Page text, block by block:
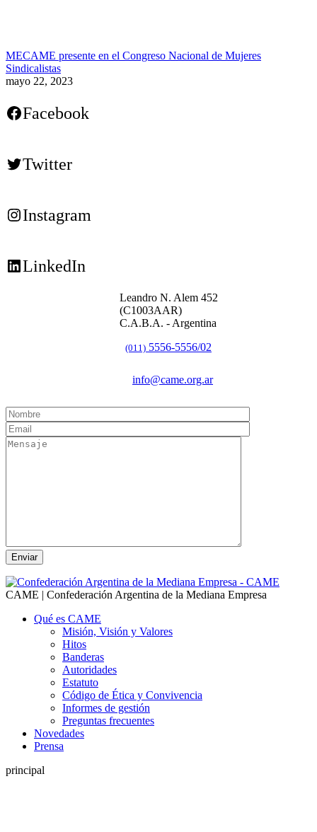
MECAME presente en el Congreso Nacional de Mujeres
Sindicalistas
mayo 22, 2023
Facebook
Twitter
Instagram
LinkedIn
Leandro N. Alem 452
(C1003AAR)
C.A.B.A. - Argentina
(011) 5556-5556/02
info@came.org.ar
CAME | Confederación Argentina de la Mediana Empresa
Qué es CAME
Misión, Visión y Valores
Hitos
Banderas
Autoridades
Estatuto
Código de Ética y Convivencia
Informes de gestión
Preguntas frecuentes
Novedades
Prensa
principal